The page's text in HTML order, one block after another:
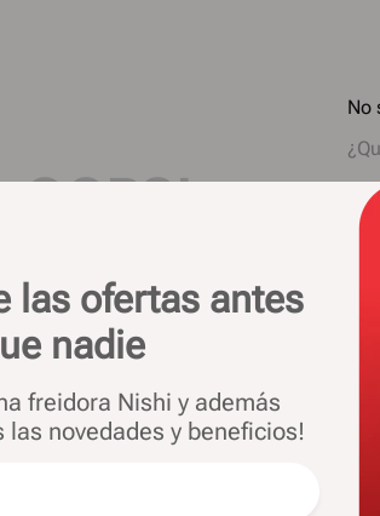
las ofertas antes
nadie
freidora Nishi y además
las novedades y beneficios!
OOPS!
No
novedades y ofertas